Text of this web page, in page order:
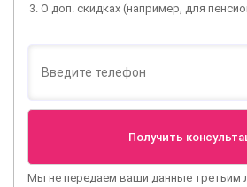
О доп. скидках (например, для
Мы не передаем ваши данные третьим